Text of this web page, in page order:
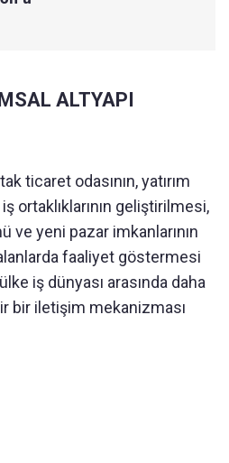
ALTYAPI
ticaret odasının, yatırım
iş ortaklıklarının geliştirilmesi,
ve yeni pazar imkanlarının
faaliyet göstermesi
iş dünyası arasında daha
bir iletişim mekanizması